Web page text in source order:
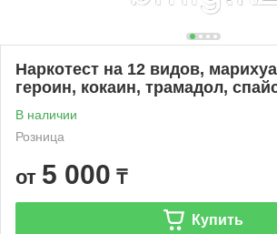
Наркотест на 12 видов,
героин, кокаин, трамадол,
В наличии
Розница
от 5 000 ₸
Купить